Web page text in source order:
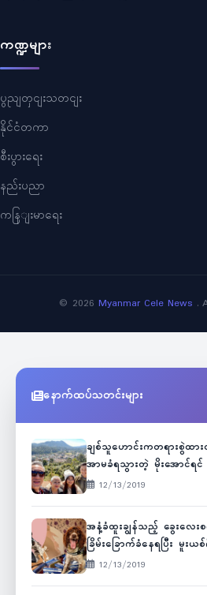
ကဏ္ဍများ
ပွညျတှငျးသတငျး
နိုင်ငံတကာ
စီးပွားရေး
နည်းပညာ
ကနြျးမာရေး
© 2026 Myanmar Cele News .
နောက်ထပ်သတင်းများ
ချစ်သူဟောင်းကတရားစွဲထ
အာမခံရသွားတဲ့ မိုးအောင်ရင်
12/13/2019
အနံ့ခံထူးချွန်သည့် ခွေးလေ
ခြိမ်းခြောက်ခံနေရပြီး
12/13/2019